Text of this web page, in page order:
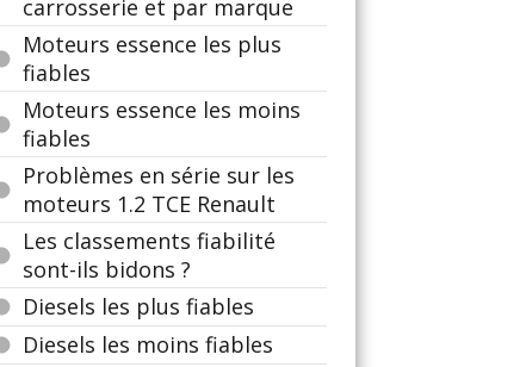
carrosserie et par marque
Moteurs essence les plus
fiables
Moteurs essence les moins
fiables
Problèmes en série sur les
moteurs 1.2 TCE Renault
Les classements fiabilité
sont-ils bidons ?
Diesels les plus fiables
Diesels les moins fiables